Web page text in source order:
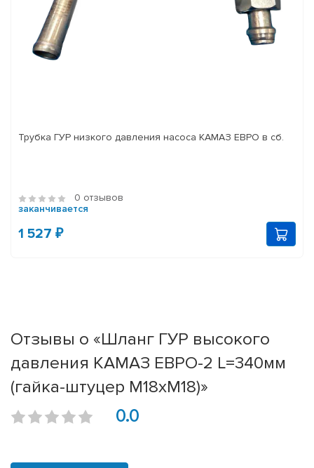
Трубка ГУР низкого давления насоса КАМАЗ ЕВРО в сб.
0 отзывов
заканчивается
1 527 ₽
Отзывы о «Шланг ГУР высокого
давления КАМАЗ ЕВРО-2 L=340мм
(гайка-штуцер М18хМ18)»
0.0